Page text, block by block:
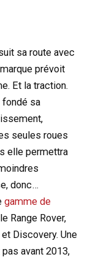
sa route avec
prévoit
Et la traction.
fondé sa
seules roues
elle permettra
donc…
gamme de
Range Rover,
Discovery. Une
avant 2013,